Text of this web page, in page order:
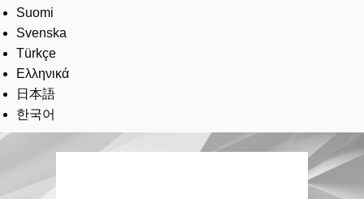
Suomi
Svenska
Türkçe
Ελληνικά
日本語
한국어